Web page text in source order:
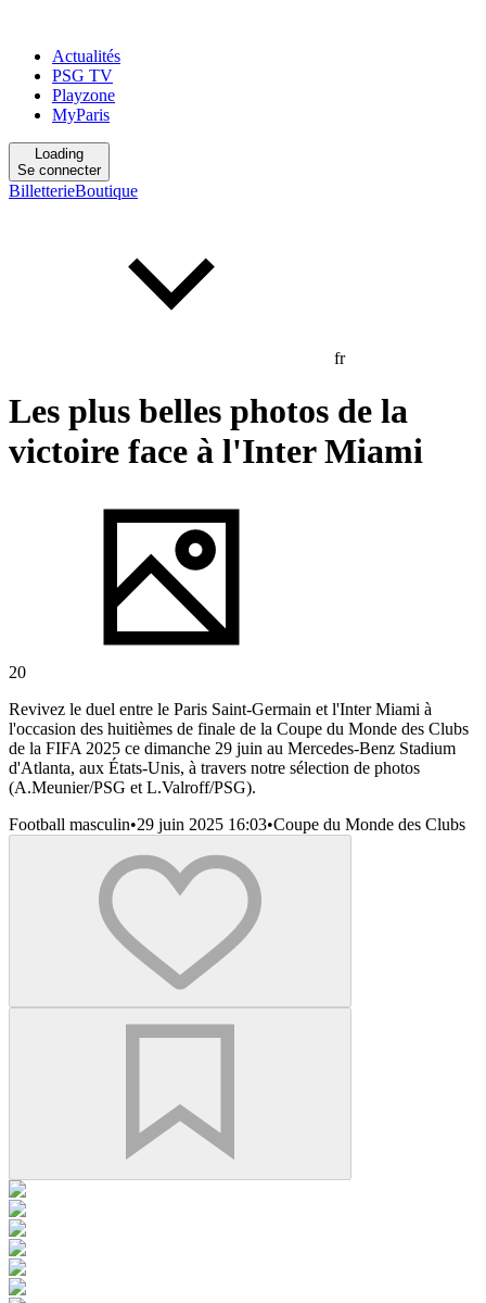
Actualités
PSG TV
Playzone
MyParis
Loading
Se connecter
BilletterieBoutique
fr
Les plus belles photos de la
victoire face à l'Inter Miami
20
Revivez le duel entre le Paris Saint-Germain et l'Inter Miami à
l'occasion des huitièmes de finale de la Coupe du Monde des Clubs
de la FIFA 2025 ce dimanche 29 juin au Mercedes-Benz Stadium
d'Atlanta, aux États-Unis, à travers notre sélection de photos
(A.Meunier/PSG et L.Valroff/PSG).
Football masculin•29 juin 2025 16:03•Coupe du Monde des Clubs